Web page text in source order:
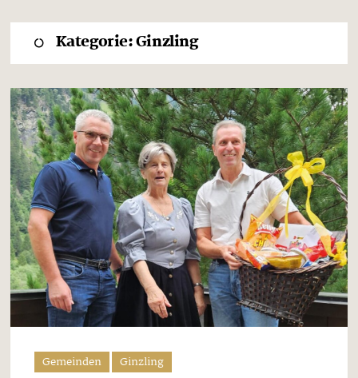
Kategorie:Ginzling
Gemeinden Ginzling